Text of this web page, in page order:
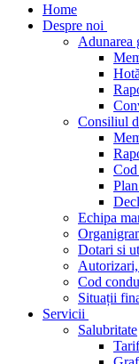
Home
Despre noi
Adunarea
Consiliul
Echipa
Dotari si
Cod
Situații
Servicii
Salubritate